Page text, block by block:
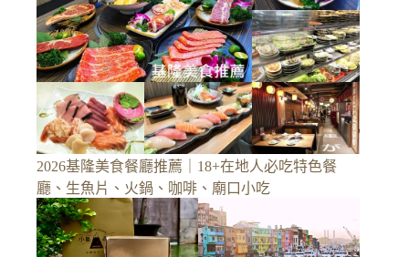
2026基隆美食餐廳推薦｜18+在地人必吃特色餐
廳、生魚片、火鍋、咖啡、廟口小吃